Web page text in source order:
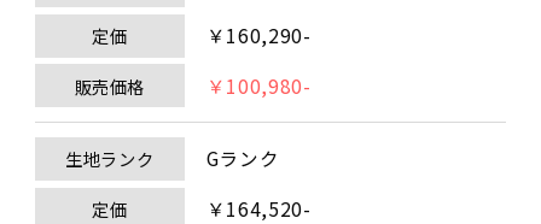
定価 ￥160,290-
販売価格 ￥100,980-
生地ランク Gランク
定価 ￥164,520-